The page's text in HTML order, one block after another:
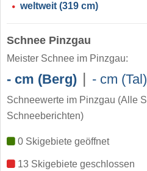
weltweit (319 cm)
Schnee Pinzgau
Meister Schnee im Pinzgau:
- cm (Berg) | - cm (Tal)
Schneewerte im Pinzgau (Alle
Schneeberichten)
0 Skigebiete geöffnet
13 Skigebiete geschlossen